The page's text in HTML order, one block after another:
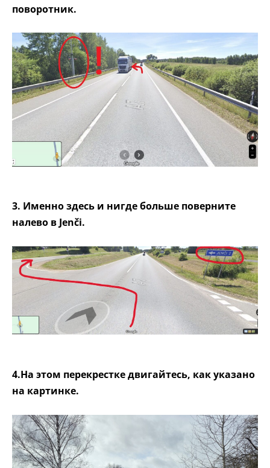
поворотник.
3. Именно здесь и нигде больше поверните
налево в Jenči.
4.На этом перекрестке двигайтесь, как указано
на картинке.